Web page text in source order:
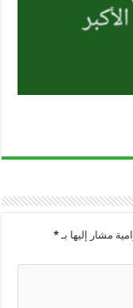
مشار إليها بـ*